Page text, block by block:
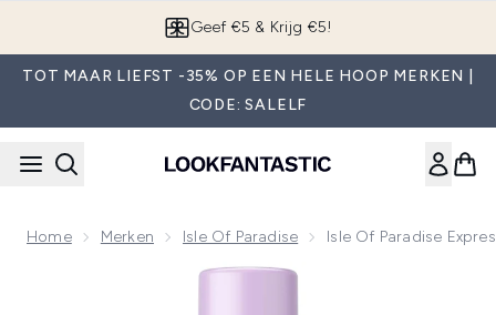
App downloaden
TOT MAAR LIEFST -35% OP EEN HELE HOOP MERKEN |
CODE: SALELF
Home Merken Isle Of Paradise Isle Of Paradise
Now showing image 1 Isle of Paradise Express Self-Tanning